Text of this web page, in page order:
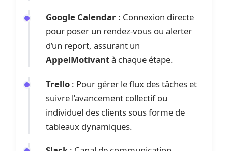
Google Calendar : Connexion directe
pour poser un rendez-vous ou alerter
d’un report, assurant un
AppelMotivantà chaque étape.
Trello : Pour gérer le flux des tâches et
suivre l’avancement collectif ou
individuel des clients sous forme de
tableaux dynamiques.